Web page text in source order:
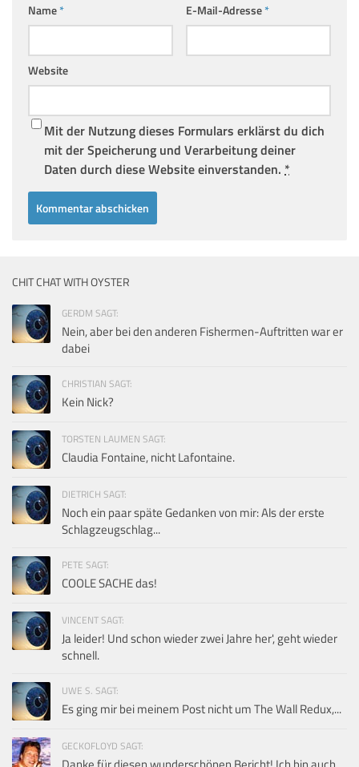
Name* E-Mail-Adresse*
Website
Mit der Nutzung dieses Formulars erklärst du dich
mit der Speicherung und Verarbeitung deiner
Daten durch diese Website einverstanden. *
CHIT CHAT WITH OYSTER
GERDM SAGT:
Nein, aber bei den anderen Fishermen-Auftritten war er
dabei
CHRISTIAN SAGT:
Kein Nick?
TORSTEN LAUMEN SAGT:
Claudia Fontaine, nicht Lafontaine.
DIETRICH SAGT:
Noch ein paar späte Gedanken von mir: Als der erste
Schlagzeugschlag...
PETE SAGT:
COOLE SACHE das!
VINCENT SAGT:
Ja leider! Und schon wieder zwei Jahre her', geht wieder
schnell.
UWE S. SAGT:
Es ging mir bei meinem Post nicht um The Wall Redux,...
GECKOFLOYD SAGT: